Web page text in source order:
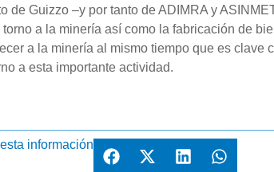
de Guizzo –y por tanto de ADIMRA y
a la minería así como la fabricación de
a la minería al mismo tiempo que es clave
a esta importante actividad.
información